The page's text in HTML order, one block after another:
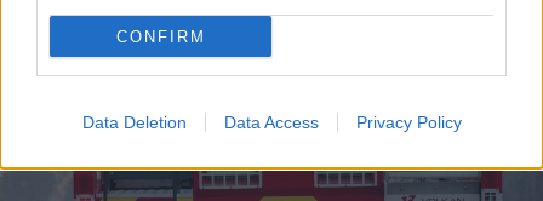
CONFIRM
Data Deletion Data Access Privacy Policy